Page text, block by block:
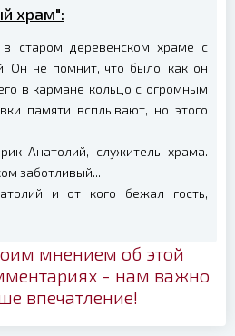
храм":
старом деревенском храме с
Он не помнит, что было, как он
в кармане кольцо с огромным
памяти всплывают, но этого
Анатолий, служитель храма.
заботливый...
и от кого бежал гость,
мнением об этой
- нам важно
впечатление!